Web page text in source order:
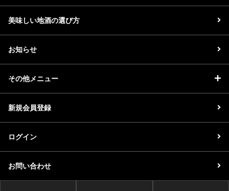
美味しい地酒の選び方
お知らせ
その他メニュー
新規会員登録
ログイン
お問い合わせ